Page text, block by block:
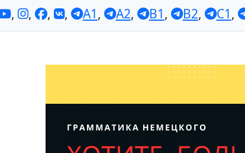
, , , , A1, A2, B1, B2, C1,